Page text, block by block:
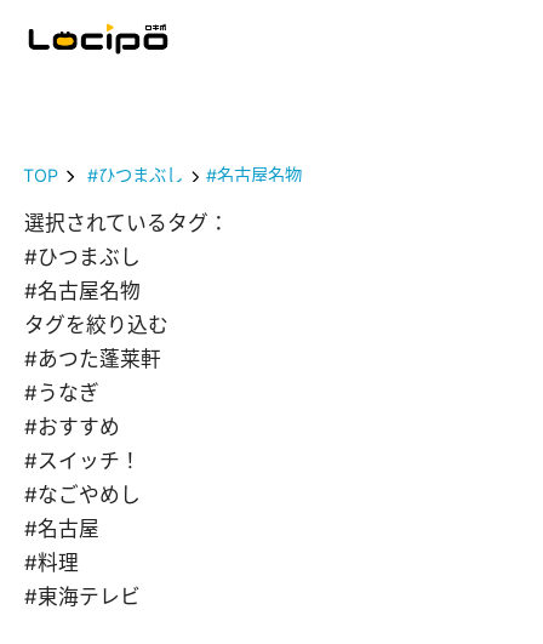
TOP #ひつまぶし #名古屋名物
選択されているタグ：
#ひつまぶし
#名古屋名物
タグを絞り込む
#あつた蓬莱軒
#うなぎ
#おすすめ
#スイッチ！
#なごやめし
#名古屋
#料理
#東海テレビ